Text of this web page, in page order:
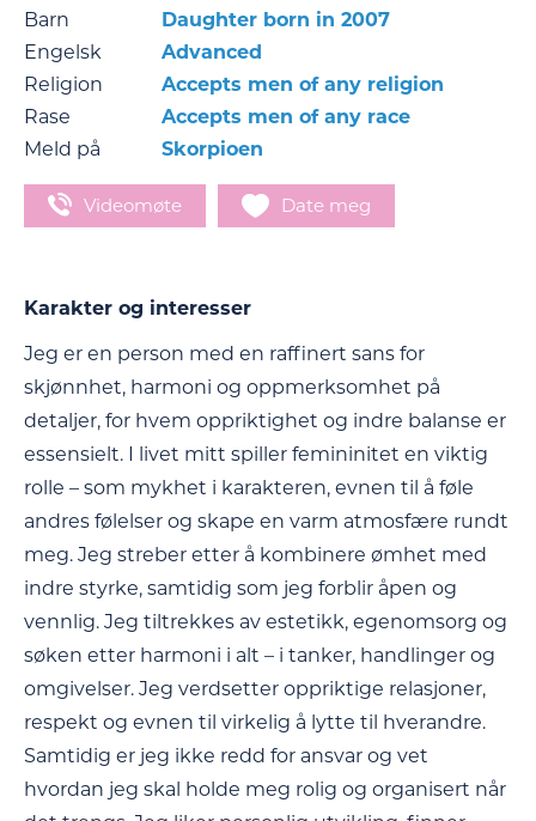
Barn
Daughter born in 2007
Engelsk
Advanced
Religion
Accepts men of any religion
Rase
Accepts men of any race
Meld på
Skorpioen
Videomøte Date meg
Karakter og interesser
Jeg er en person med en raffinert sans for
skjønnhet, harmoni og oppmerksomhet på
detaljer, for hvem oppriktighet og indre balanse er
essensielt. I livet mitt spiller femininitet en viktig
rolle – som mykhet i karakteren, evnen til å føle
andres følelser og skape en varm atmosfære rundt
meg. Jeg streber etter å kombinere ømhet med
indre styrke, samtidig som jeg forblir åpen og
vennlig. Jeg tiltrekkes av estetikk, egenomsorg og
søken etter harmoni i alt – i tanker, handlinger og
omgivelser. Jeg verdsetter oppriktige relasjoner,
respekt og evnen til virkelig å lytte til hverandre.
Samtidig er jeg ikke redd for ansvar og vet
hvordan jeg skal holde meg rolig og organisert når